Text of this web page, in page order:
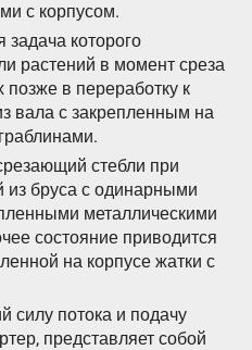
с корпусом.
которого
растений в момент среза
позже в переработку к
вала с закрепленным на
стебли при
из бруса с одинарными
металлическими
состояние приводится
на корпусе жатки с
силу потока и подачу
представляет собой